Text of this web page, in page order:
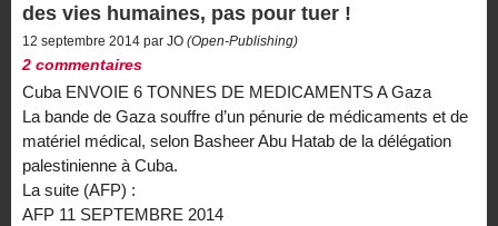
des vies humaines, pas pour tuer !
12 septembre 2014 par JO (Open-Publishing)
2 commentaires
Cuba ENVOIE 6 TONNES DE MEDICAMENTS A Gaza
La bande de Gaza souffre d’un pénurie de médicaments et de
matériel médical, selon Basheer Abu Hatab de la délégation
palestinienne à Cuba.
La suite (AFP) :
AFP 11 SEPTEMBRE 2014